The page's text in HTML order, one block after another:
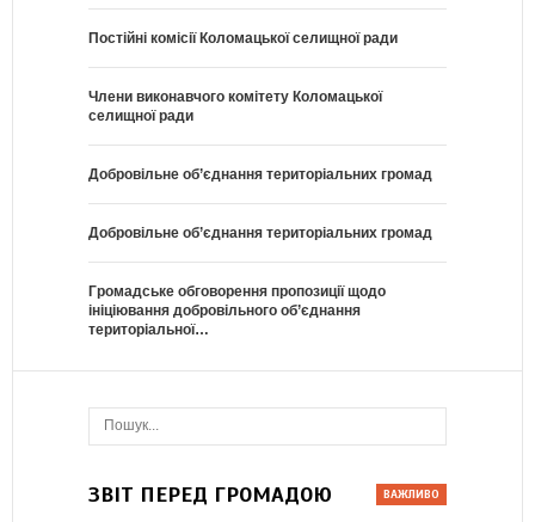
Постійні комісії Коломацької селищної ради
Члени виконавчого комітету Коломацької
селищної ради
Добровільне об’єднання територіальних громад
Добровільне об’єднання територіальних громад
Громадське обговорення пропозиції щодо
ініціювання добровільного об’єднання
територіальної…
ЗВІТ ПЕРЕД ГРОМАДОЮ